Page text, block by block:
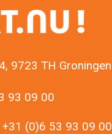
afname: 1
9723 TH Groningen
93 09 00
(0)6 53 93 09 00